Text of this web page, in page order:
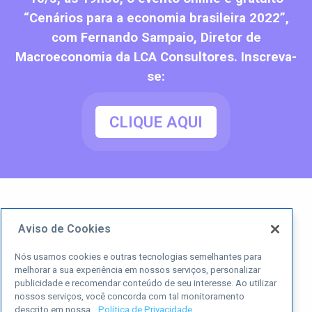
“Cenários para a economia brasileira 2022”,
com Fernando Sampaio, Diretor de
Macroeconomia da LCA Consultores. Inscreva-
se:
CLIQUE AQUI
Aviso de Cookies
Nós usamos cookies e outras tecnologias semelhantes para
melhorar a sua experiência em nossos serviços, personalizar
publicidade e recomendar conteúdo de seu interesse. Ao utilizar
nossos serviços, você concorda com tal monitoramento
descrito em nossa
Política de Privacidade